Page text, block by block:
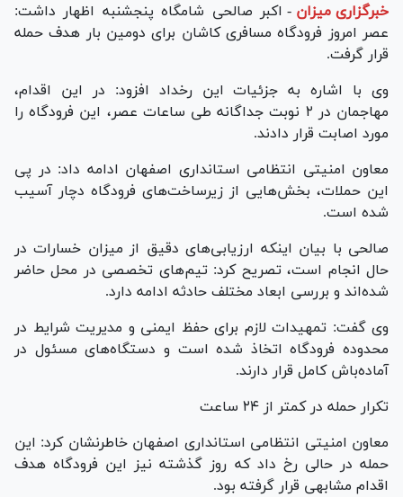
خبرگزاری میزان - اکبر صالحی شامگاه پنجشنبه اظهار داشت:
عصر امروز فرودگاه مسافری کاشان برای دومین بار هدف حمله
قرار گرفت.
وی با اشاره به جزئیات این رخداد افزود: در این اقدام،
مهاجمان در ۲ نوبت جداگانه طی ساعات عصر، این فرودگاه را
مورد اصابت قرار دادند.
معاون امنیتی انتظامی استانداری اصفهان ادامه داد: در پی
این حملات، بخش‌هایی از زیرساخت‌های فرودگاه دچار آسیب
شده است.
صالحی با بیان اینکه ارزیابی‌های دقیق از میزان خسارات در
حال انجام است، تصریح کرد: تیم‌های تخصصی در محل حاضر
شده‌اند و بررسی ابعاد مختلف حادثه ادامه دارد.
وی گفت: تمهیدات لازم برای حفظ ایمنی و مدیریت شرایط در
محدوده فرودگاه اتخاذ شده است و دستگاه‌های مسئول در
آماده‌باش کامل قرار دارند.
تکرار حمله در کمتر از ۲۴ ساعت
معاون امنیتی انتظامی استانداری اصفهان خاطرنشان کرد: این
حمله در حالی رخ داد که روز گذشته نیز این فرودگاه هدف
اقدام مشابهی قرار گرفته بود.